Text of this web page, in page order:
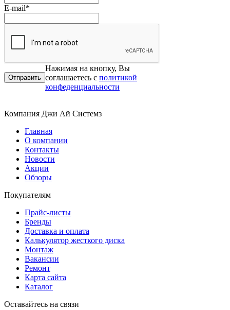
E-mail*
Нажимая на кнопку, Вы
соглашаетесь с политикой
конфеденциальности
Компания Джи Ай Системз
Главная
О компании
Контакты
Новости
Акции
Обзоры
Покупателям
Прайс-листы
Бренды
Доставка и оплата
Калькулятор жесткого диска
Монтаж
Вакансии
Ремонт
Карта сайта
Каталог
Оставайтесь на связи